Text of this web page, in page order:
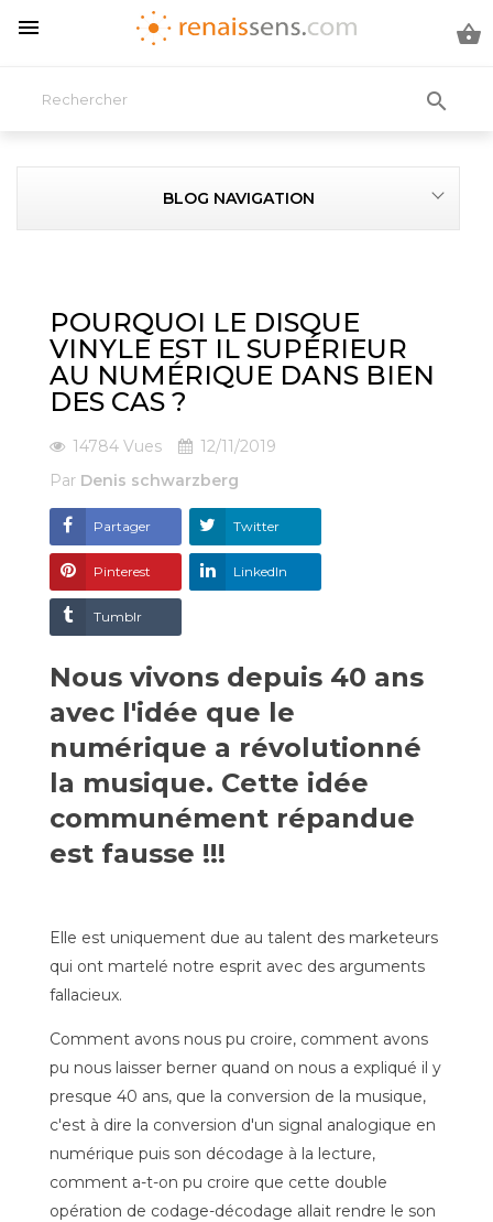
 

BLOG NAVIGATION
POURQUOI LE DISQUE
VINYLE EST IL SUPÉRIEUR
AU NUMÉRIQUE DANS BIEN
DES CAS ?
14784 Vues
12/11/2019
Par Denis schwarzberg
Partager Twitter
Pinterest LinkedIn
Tumblr
Nous vivons depuis 40 ans
avec l'idée que le
numérique a révolutionné
la musique. Cette idée
communément répandue
est fausse !!!
Elle est uniquement due au talent des marketeurs
qui ont martelé notre esprit avec des arguments
fallacieux.
Comment avons nous pu croire, comment avons
pu nous laisser berner quand on nous a expliqué il y
presque 40 ans, que la conversion de la musique,
c'est à dire la conversion d'un signal analogique en
numérique puis son décodage à la lecture,
comment a-t-on pu croire que cette double
opération de codage-décodage allait rendre le son